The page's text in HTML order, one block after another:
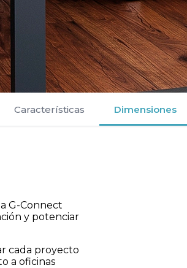
Características Dimensiones
G-Connect
y potenciar
cada proyecto
a oficinas